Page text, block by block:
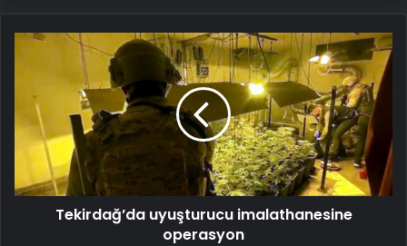
Tekirdağ’da
imalathanesine
operasyon
Tekirdağ’da uyuşturucu imalathanesine
operasyon